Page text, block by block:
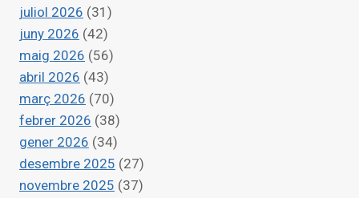
juliol 2026 (31)
juny 2026 (42)
maig 2026 (56)
abril 2026 (43)
març 2026 (70)
febrer 2026 (38)
gener 2026 (34)
desembre 2025 (27)
novembre 2025 (37)